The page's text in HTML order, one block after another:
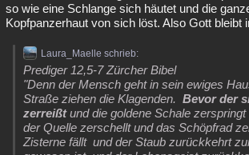
so wie eine Schlange sich häutet und die
Kopfpanzerhaut von sich löst. Also Gott bleibt
Laura_Maelle schrieb:
Prediger 12,5-7 Zürcher Bibel
"Denn der Mensch geht in sein ewiges
Straße ziehen die Klagenden. Bevor der
zerreißtund die goldene Schale
der Quelle zerschellt und das Schöpfrad
Zisterne fällt und der Staub zurückkehrt